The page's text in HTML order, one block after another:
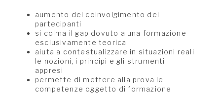
aumento del coinvolgimento dei
partecipanti
si colma il gap dovuto a una formazione
esclusivamente teorica
aiuta a contestualizzare in situazioni reali
le nozioni, i principi e gli strumenti
appresi
permette di mettere alla prova le
competenze oggetto di formazione